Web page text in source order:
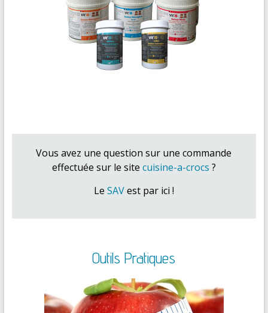
Vous avez une question sur une commande
effectuée sur le site cuisine-a-crocs ?
Le SAVest par ici !
Outils Pratiques